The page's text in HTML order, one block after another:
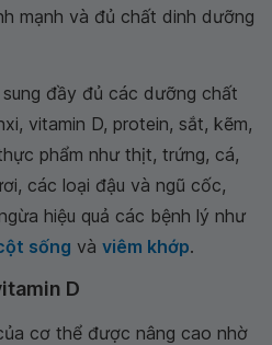
mạnh và đủ chất dinh dưỡng
đầy đủ các dưỡng chất
vitamin D, protein, sắt, kẽm,
phẩm như thịt, trứng, cá,
các loại đậu và ngũ cốc,
hiệu quả các bệnh lý như
sống và viêm khớp.
D
cơ thể được nâng cao nhờ